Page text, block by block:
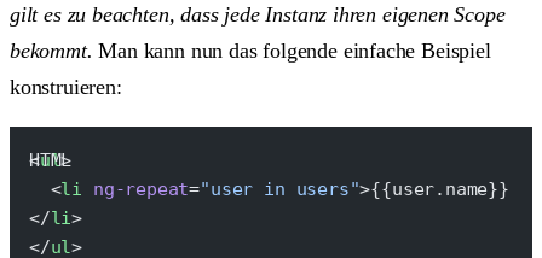
gilt es zu beachten, dass jede Instanz ihren eigenen Scope
bekommt. Man kann nun das folgende einfache Beispiel
konstruieren:
<ul>
  <
li ng-repeat="user in users">{{user.name}}
</li>
</ul>